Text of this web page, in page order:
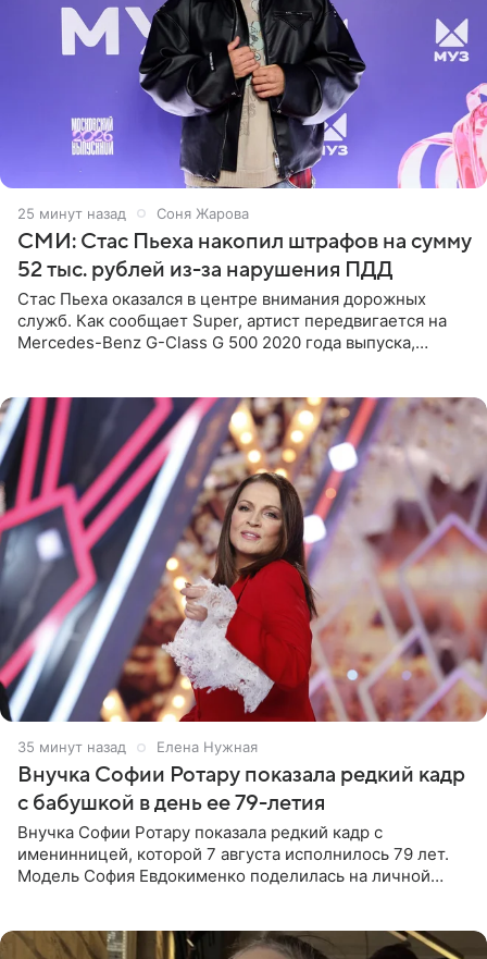
26 минут назад Соня Жарова
СМИ: Стас Пьеха накопил штрафов на сумму
52 тыс. рублей из-за нарушения ПДД
Стас Пьеха оказался в центре внимания дорожных
служб. Как сообщает Super, артист передвигается на
Mercedes-Benz G-Class G 500 2020 года выпуска,
36 минут назад Елена Нужная
Внучка Софии Ротару показала редкий кадр
с бабушкой в день ее 79-летия
Внучка Софии Ротару показала редкий кадр с
именинницей, которой 7 августа исполнилось 79 лет.
Модель София Евдокименко поделилась на личной